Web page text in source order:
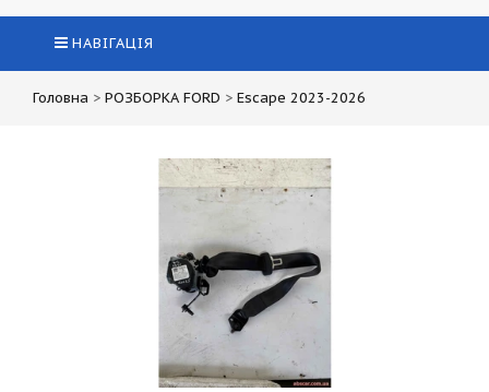
НАВІГАЦІЯ
Головна > РОЗБОРКА FORD > Escape 2023-2026